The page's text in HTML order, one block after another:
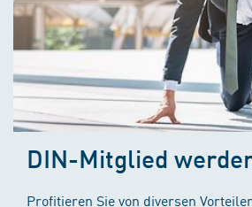
DIN-Mitglied
Profitieren Sie von diversen